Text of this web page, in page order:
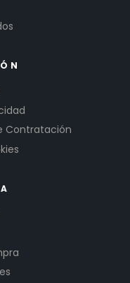
Contratación